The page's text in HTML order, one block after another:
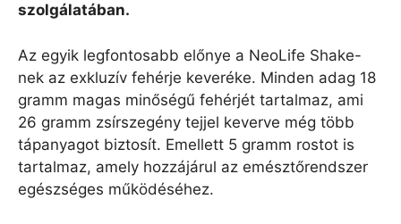
szolgálatában.
Az egyik legfontosabb előnye a NeoLife Shake-
nek az exkluzív fehérje keveréke. Minden adag 18
gramm magas minőségű fehérjét tartalmaz, ami
26 gramm zsírszegény tejjel keverve még több
tápanyagot biztosít. Emellett 5 gramm rostot is
tartalmaz, amely hozzájárul az emésztőrendszer
egészséges működéséhez.